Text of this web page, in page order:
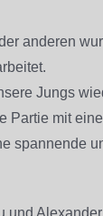
anderen
Jungs
Partie mit
spannende